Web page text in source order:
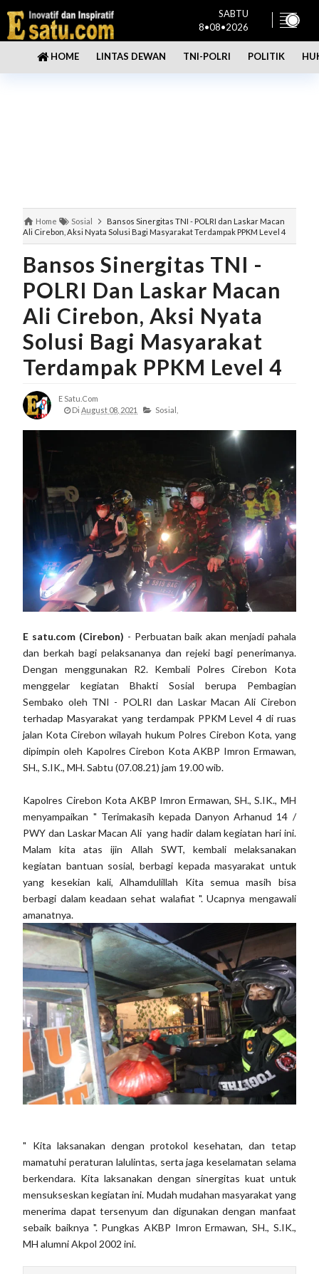
SABTU
8•08•2026
HOME LINTAS DEWAN TNI-POLRI POLITIK
Home Sosial
Bansos Sinergitas TNI - POLRI dan Laskar Macan
Ali Cirebon, Aksi Nyata Solusi Bagi Masyarakat Terdampak PPKM Level 4
Bansos Sinergitas TNI -
POLRI Dan Laskar Macan
Ali Cirebon, Aksi Nyata
Solusi Bagi Masyarakat
Terdampak PPKM Level 4
E Satu.com
DiAugust 08, 2021 Sosial,
E satu.com (Cirebon) - Perbuatan baik akan menjadi pahala
dan berkah bagi pelaksananya dan rejeki bagi penerimanya.
Dengan menggunakan R2. Kembali Polres Cirebon Kota
menggelar kegiatan Bhakti Sosial berupa Pembagian
Sembako oleh TNI - POLRI dan Laskar Macan Ali Cirebon
terhadap Masyarakat yang terdampak PPKM Level 4 di ruas
jalan Kota Cirebon wilayah hukum Polres Cirebon Kota, yang
dipimpin oleh Kapolres Cirebon Kota AKBP Imron Ermawan,
SH., S.IK., MH. Sabtu (07.08.21) jam 19.00 wib.
Kapolres Cirebon Kota AKBP Imron Ermawan, SH., S.IK., MH
menyampaikan " Terimakasih kepada Danyon Arhanud 14 /
PWY dan Laskar Macan Ali yang hadir dalam kegiatan hari ini.
Malam kita atas ijin Allah SWT, kembali melaksanakan
kegiatan bantuan sosial, berbagi kepada masyarakat untuk
yang kesekian kali, Alhamdulillah Kita semua masih bisa
berbagi dalam keadaan sehat walafiat ". Ucapnya mengawali
amanatnya.
" Kita laksanakan dengan protokol kesehatan, dan tetap
mamatuhi peraturan lalulintas, serta jaga keselamatan selama
berkendara. Kita laksanakan dengan sinergitas kuat untuk
mensukseskan kegiatan ini. Mudah mudahan masyarakat yang
menerima dapat tersenyum dan digunakan dengan manfaat
sebaik baiknya ". Pungkas AKBP Imron Ermawan, SH., S.IK.,
MH alumni Akpol 2002 ini.